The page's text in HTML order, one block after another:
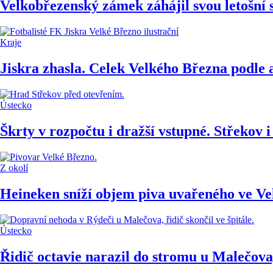
Velkobřezenský zámek záhájil svou
Kraje
Jiskra zhasla. Celek Velkého Března
Ústecko
Škrty v rozpočtu i dražší vstupné. Střekov
Z okolí
Heineken sníží objem piva uvařeného ve
Ústecko
Řidič octavie narazil do stromu u